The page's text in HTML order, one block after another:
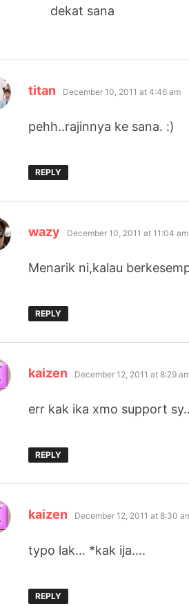
dekat sana
titan says:
December 10, 2011 at 4:46 am
pehh..rajinnya ke sana. :)
REPLY
wazy says:
December 10, 2011 at 11:04 am
Menarik ni,kalau
REPLY
kaizen says:
December 12, 2011 at 8:29
err kak ika xmo support
REPLY
kaizen says:
December 12, 2011 at 8:30
typo lak… *kak ija….
REPLY